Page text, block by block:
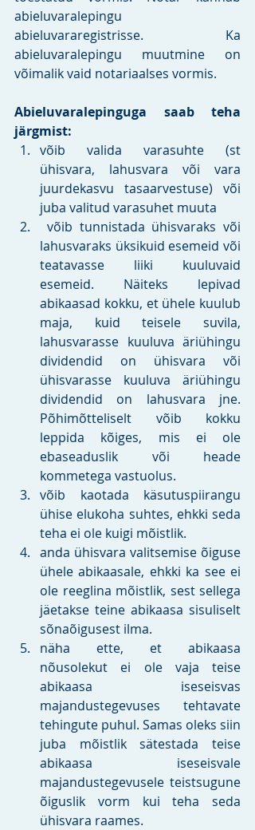
abieluvaralepingu
abieluvararegistrisse. Ka
abieluvaralepingu muutmine on
võimalik vaid notariaalses vormis.
Abieluvaralepinguga saab teha
järgmist:
võib valida varasuhte (st
ühisvara, lahusvara või vara
juurdekasvu tasaarvestuse) või
juba valitud varasuhet muuta
lahusvaraks üksikuid esemeid või
teatavasse liiki kuuluvaid
esemeid. Näiteks lepivad
abikaasad kokku, et ühele kuulub
maja, kuid teisele suvila,
lahusvarasse kuuluva äriühingu
dividendid on ühisvara või
ühisvarasse kuuluva äriühingu
dividendid on lahusvara jne.
Põhimõtteliselt võib kokku
leppida kõiges, mis ei ole
ebaseaduslik või heade
kommetega vastuolus.
võib kaotada käsutuspiirangu
ühise elukoha suhtes, ehkki seda
teha ei ole kuigi mõistlik.
anda ühisvara valitsemise õiguse
ühele abikaasale, ehkki ka see ei
ole reeglina mõistlik, sest sellega
jäetakse teine abikaasa sisuliselt
sõnaõigusest ilma.
näha ette, et abikaasa
nõusolekut ei ole vaja teise
abikaasa iseseisvas
majandustegevuses tehtavate
tehingute puhul. Samas oleks siin
juba mõistlik sätestada teise
abikaasa iseseisvale
majandustegevusele teistsugune
õiguslik vorm kui teha seda
ühisvara raames.